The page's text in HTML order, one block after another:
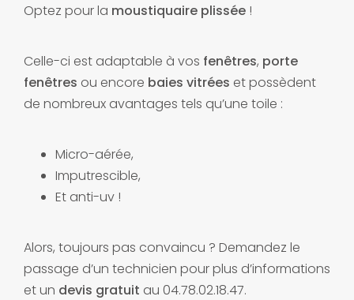
Optez pour la moustiquaire plissée !
Celle-ci est adaptable à vos fenêtres, porte
fenêtres ou encore baies vitrées et possèdent
de nombreux avantages tels qu’une toile :
Micro-aérée,
Imputrescible,
Et anti-uv !
Alors, toujours pas convaincu ? Demandez le
passage d’un technicien pour plus d’informations
et un devis gratuit au 04.78.02.18.47.